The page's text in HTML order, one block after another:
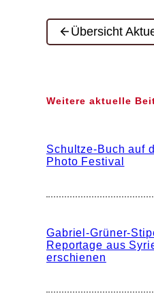
Übersicht
Weitere aktuelle
Schultze-Buch auf
Photo Festival
Gabriel-Grüner-
Reportage aus
erschienen